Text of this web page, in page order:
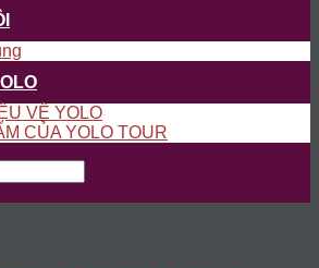
VỀ YOLO
CỦA YOLO TOUR